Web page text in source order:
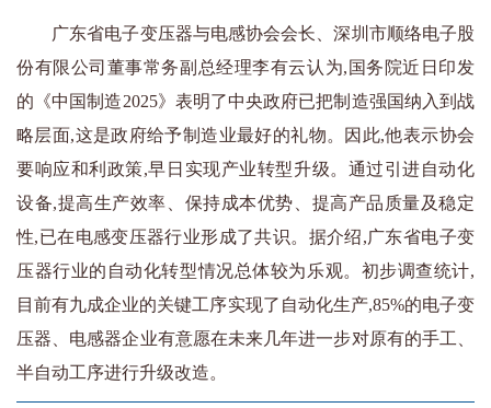
广东省电子变压器与电感协会会长、深圳市顺络电子股
份有限公司董事常务副总经理李有云认为,国务院近日印发
的《中国制造2025》表明了中央政府已把制造强国纳入到战
略层面,这是政府给予制造业最好的礼物。因此,他表示协会
要响应和利政策,早日实现产业转型升级。通过引进自动化
设备,提高生产效率、保持成本优势、提高产品质量及稳定
性,已在电感变压器行业形成了共识。据介绍,广东省电子变
压器行业的自动化转型情况总体较为乐观。初步调查统计,
目前有九成企业的关键工序实现了自动化生产,85%的电子变
压器、电感器企业有意愿在未来几年进一步对原有的手工、
半自动工序进行升级改造。